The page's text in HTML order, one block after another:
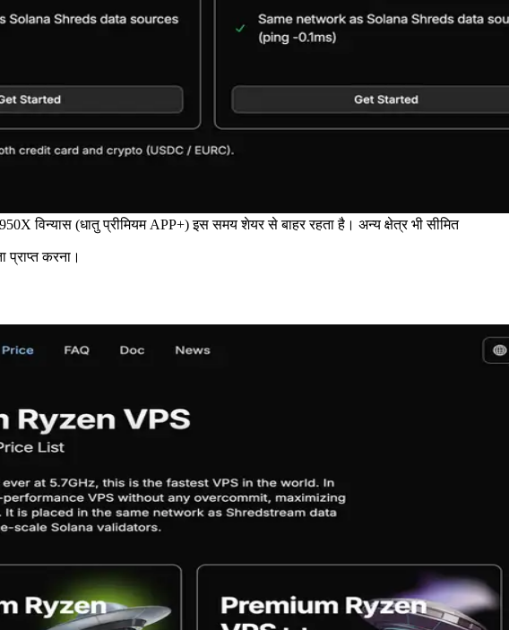
विन्यास (धातु प्रीमियम APP+) इस समय शेयर से बाहर रहता है। अन्य क्षेत्र भी सीमित
करना।